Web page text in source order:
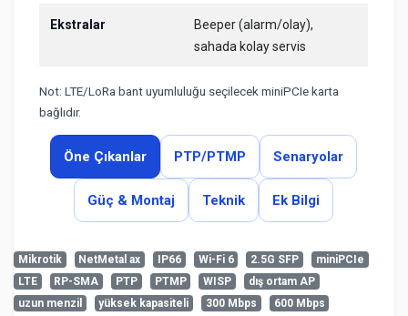
Ekstralar
Beeper (alarm/olay),
sahada kolay servis
Not: LTE/LoRa bant uyumluluğu seçilecek miniPCIe karta
bağlıdır.
Öne Çıkanlar PTP/PTMP Senaryolar
Güç & Montaj Teknik Ek Bilgi
Henüz cevaplanmış soru bulunmuyor. İlk soruyu siz
sorabilirsiniz.
Mikrotik NetMetal ax IP66 Wi-Fi 6 2.5G SFP
miniPCIe
LTE
RP-SMA PTP PTMP WISP
dış ortam AP
uzun menzil
yüksek kapasiteli 300 Mbps
600 Mbps